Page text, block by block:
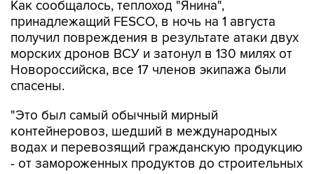
получил повреждения в результате атаки двух
морских дронов ВСУ и затонул в 130 милях от
Новороссийска, все 17 членов экипажа были
спасены.
"Это был самый обычный мирный
водах и перевозящий гражданскую продукцию
- от замороженных продуктов до строительных
и отделочных материалов. Все 17 членов
экипажа были спасены и чувствуют себя